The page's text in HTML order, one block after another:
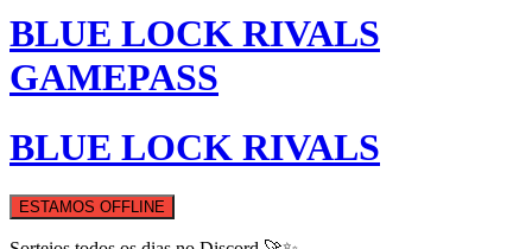
BLUE LOCK RIVALS
GAMEPASS
BLUE LOCK RIVALS
ESTAMOS OFFLINE